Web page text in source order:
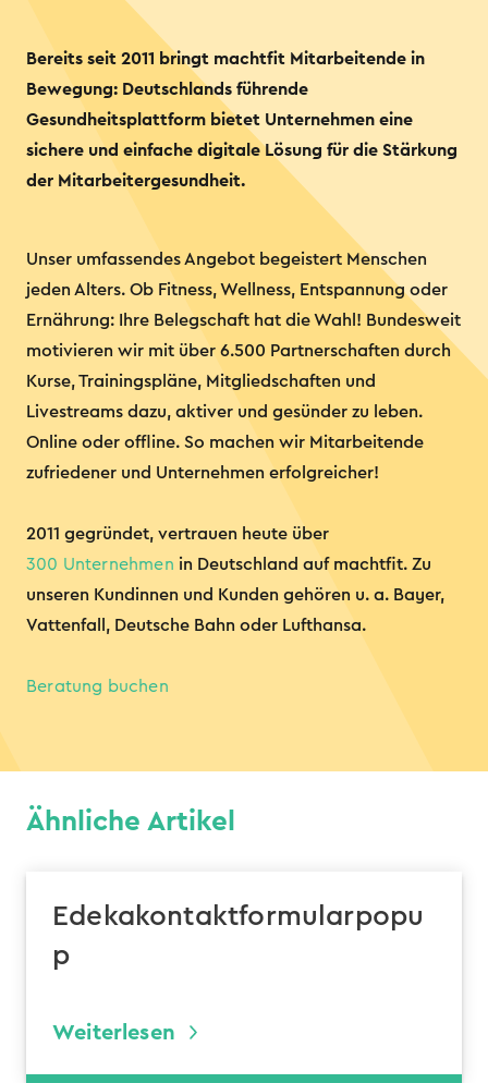
Bereits seit 2011 bringt machtfit Mitarbeitende in
Bewegung: Deutschlands führende
Gesundheitsplattform bietet Unternehmen eine
sichere und einfache digitale Lösung für die Stärkung
der Mitarbeitergesundheit.
Unser umfassendes Angebot begeistert Menschen
jeden Alters. Ob Fitness, Wellness, Entspannung oder
Ernährung: Ihre Belegschaft hat die Wahl! Bundesweit
motivieren wir mit über 6.500 Partnerschaften durch
Kurse, Trainingspläne, Mitgliedschaften und
Livestreams dazu, aktiver und gesünder zu leben.
Online oder offline. So machen wir Mitarbeitende
zufriedener und Unternehmen erfolgreicher!
2011 gegründet, vertrauen heute über
300 Unternehmen in Deutschland auf machtfit. Zu
unseren Kundinnen und Kunden gehören u. a. Bayer,
Vattenfall, Deutsche Bahn oder Lufthansa.
Beratung buchen
Ähnliche Artikel
Edekakontaktformularpopu
p
Weiterlesen